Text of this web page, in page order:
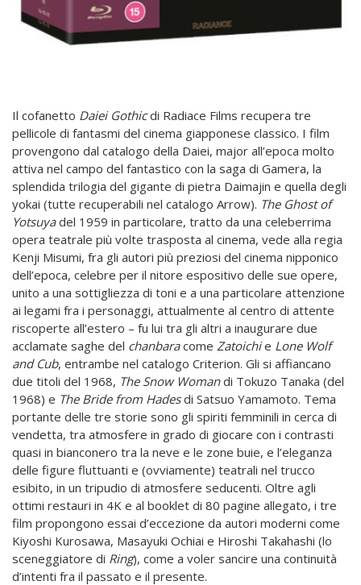
Il cofanetto Daiei Gothicdi Radiace Films recupera tre
pellicole di fantasmi del cinema giapponese classico. I film
provengono dal catalogo della Daiei, major all’epoca molto
attiva nel campo del fantastico con la saga di Gamera, la
splendida trilogia del gigante di pietra Daimajin e quella degli
yokai (tutte recuperabili nel catalogo Arrow). The Ghost of
Yotsuyadel 1959 in particolare, tratto da una celeberrima
opera teatrale più volte trasposta al cinema, vede alla regia
Kenji Misumi, fra gli autori più preziosi del cinema nipponico
dell’epoca, celebre per il nitore espositivo delle sue opere,
unito a una sottigliezza di toni e a una particolare attenzione
ai legami fra i personaggi, attualmente al centro di attente
riscoperte all’estero – fu lui tra gli altri a inaugurare due
acclamate saghe del chanbaracome Zatoichie Lone Wolf
and Cub, entrambe nel catalogo Criterion. Gli si affiancano
due titoli del 1968, The Snow Womandi Tokuzo Tanaka (del
1968) e The Bride from Hadesdi Satsuo Yamamoto. Tema
portante delle tre storie sono gli spiriti femminili in cerca di
vendetta, tra atmosfere in grado di giocare con i contrasti
quasi in bianconero tra la neve e le zone buie, e l’eleganza
delle figure fluttuanti e (ovviamente) teatrali nel trucco
esibito, in un tripudio di atmosfere seducenti. Oltre agli
ottimi restauri in 4K e al booklet di 80 pagine allegato, i tre
film propongono essai d’eccezione da autori moderni come
Kiyoshi Kurosawa, Masayuki Ochiai e Hiroshi Takahashi (lo
sceneggiatore di Ring), come a voler sancire una continuità
d’intenti fra il passato e il presente.